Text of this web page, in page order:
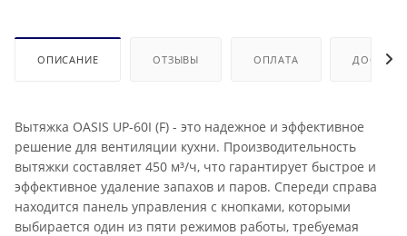
ОПИСАНИЕ ОТЗЫВЫ ОПЛАТА
Вытяжка OASIS UP-60I (F) - это надежное и эффективное
решение для вентиляции кухни. Производительность
вытяжки составляет 450 м³/ч, что гарантирует быстрое и
эффективное удаление запахов и паров. Спереди справа
находится панель управления с кнопками, которыми
выбирается один из пяти режимов работы, требуемая